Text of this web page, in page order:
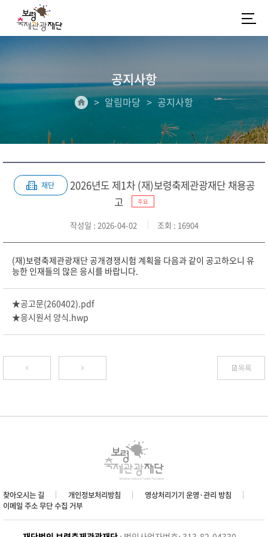
공지사항
알림마당 공지사항
재단
2026년도 제1차 (재)보령축제관광재단 채용공
고
주요
작성일 : 2026-04-02 조회 : 16904
(재)보령축제관광재단 공개경쟁시험 계획을 다음과 같이 공고하오니 유
능한 인재들의 많은 응시를 바랍니다.
★공고문(260402).pdf
★응시원서 양식.hwp
목록
찾아오시는 길 개인정보처리방침
영상처리기기 운영·관리 방침
이메일 주소 무단 수집 거부